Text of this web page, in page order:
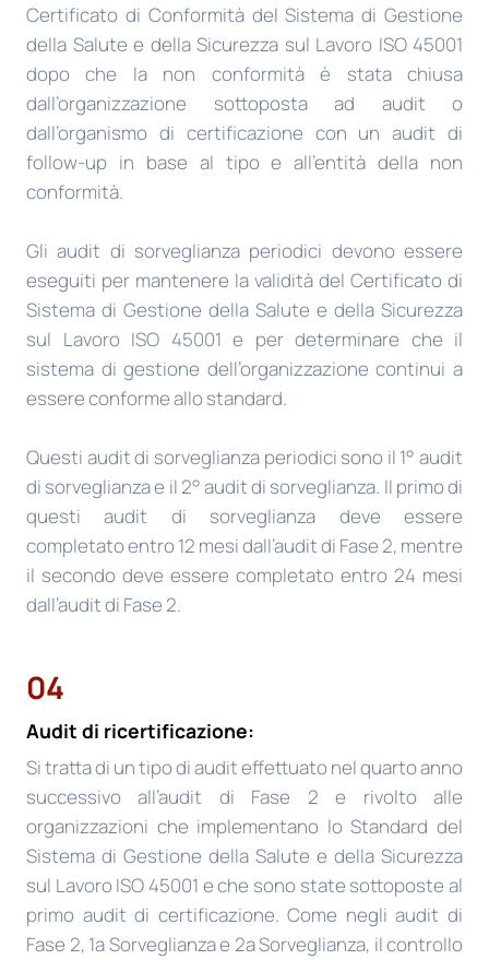
Certificato di Conformità del Sistema di Gestione
della Salute e della Sicurezza sul Lavoro ISO 45001
dopo che la non conformità è stata chiusa
dall’organizzazione sottoposta ad audit o
dall’organismo di certificazione con un audit di
follow-up in base al tipo e all’entità della non
conformità.
Gli audit di sorveglianza periodici devono essere
eseguiti per mantenere la validità del Certificato di
Sistema di Gestione della Salute e della Sicurezza
sul Lavoro ISO 45001 e per determinare che il
sistema di gestione dell’organizzazione continui a
essere conforme allo standard.
Questi audit di sorveglianza periodici sono il 1° audit
di sorveglianza e il 2° audit di sorveglianza. Il primo di
questi audit di sorveglianza deve essere
completato entro 12 mesi dall’audit di Fase 2, mentre
il secondo deve essere completato entro 24 mesi
dall’audit di Fase 2.
04
Audit di ricertificazione:
Si tratta di un tipo di audit effettuato nel quarto anno
successivo all’audit di Fase 2 e rivolto alle
organizzazioni che implementano lo Standard del
Sistema di Gestione della Salute e della Sicurezza
sul Lavoro ISO 45001 e che sono state sottoposte al
primo audit di certificazione. Come negli audit di
Fase 2, 1a Sorveglianza e 2a Sorveglianza, il controllo